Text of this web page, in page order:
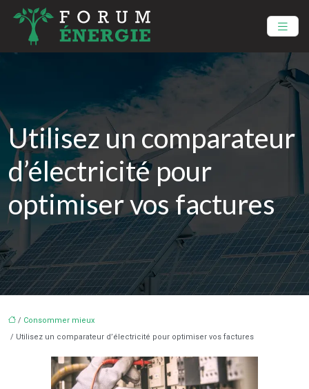
Utilisez un comparateur
d’électricité pour
optimiser vos factures
/ Consommer mieux
/ Utilisez un comparateur d’électricité pour optimiser vos factures